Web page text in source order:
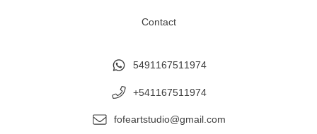
Contact
5491167511974
+541167511974
fofeartstudio@gmail.com